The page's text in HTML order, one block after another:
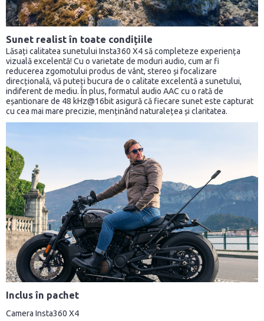
Sunet realist în toate condițiile
Lăsați calitatea sunetului Insta360 X4 să completeze experiența
vizuală excelentă! Cu o varietate de moduri audio, cum ar fi
reducerea zgomotului produs de vânt, stereo și focalizare
direcțională, vă puteți bucura de o calitate excelentă a sunetului,
indiferent de mediu. În plus, formatul audio AAC cu o rată de
eșantionare de 48 kHz@16bit asigură că fiecare sunet este capturat
cu cea mai mare precizie, menținând naturalețea și claritatea.
Inclus în pachet
Camera Insta360 X4